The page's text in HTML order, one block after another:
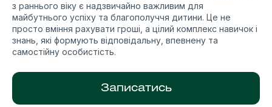
з раннього віку є надзвичайно важливим для
майбутнього успіху та благополуччя дитини. Це не
просто вміння рахувати гроші, а цілий комплекс навичок і
знань, які формують відповідальну, впевнену та
самостійну особистість.
Записатись